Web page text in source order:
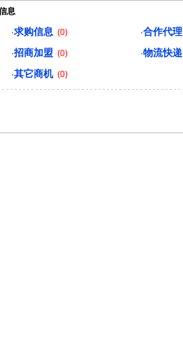
息
·求购信息 (0) ·合作代理
·招商加盟 (0) ·物流快递
·其它商机(0)